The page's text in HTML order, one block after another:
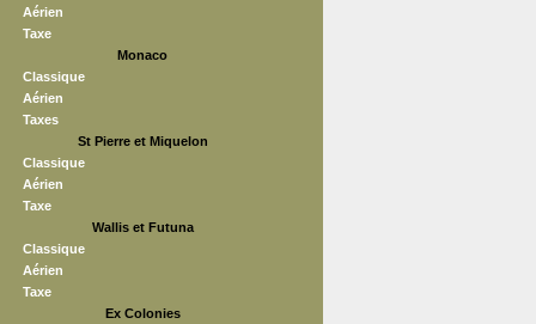
Aérien
Taxe
Monaco
Classique
Aérien
Taxes
St Pierre et Miquelon
Classique
Aérien
Taxe
Wallis et Futuna
Classique
Aérien
Taxe
Ex Colonies